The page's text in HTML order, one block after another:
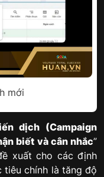
mới
dịch (Campaign
biết và cân nhắc”
xuất cho các định
tiêu chính là tăng độ